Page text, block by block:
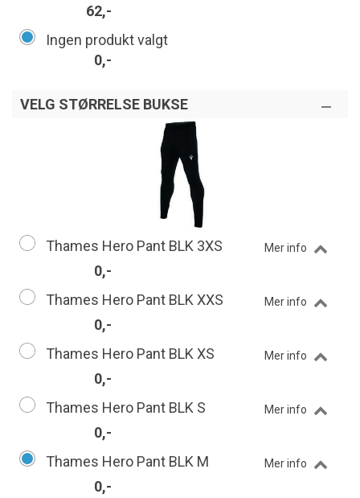
62,-
Ingen produkt valgt
0,-
VELG STØRRELSE BUKSE
Thames Hero Pant BLK 3XS Mer info
0,-
Thames Hero Pant BLK XXS
Mer info
0,-
Thames Hero Pant BLK XS
Mer info
0,-
Thames Hero Pant BLK S
Mer info
0,-
Thames Hero Pant BLK M
Mer info
0,-